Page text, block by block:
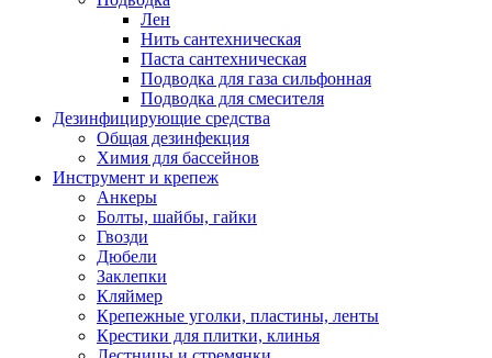
Лен
Нить сантехническая
Паста сантехническая
Подводка для газа сильфонная
Подводка для смесителя
Дезинфицирующие средства
Общая дезинфекция
Химия для бассейнов
Инструмент и крепеж
Анкеры
Болты, шайбы, гайки
Гвозди
Дюбели
Заклепки
Кляймер
Крепежные уголки, пластины, ленты
Крестики для плитки, клинья